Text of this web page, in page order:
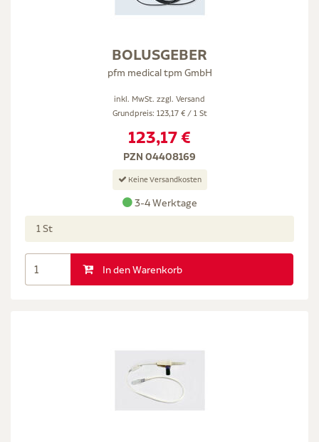
BOLUSGEBER
pfm medical tpm GmbH
inkl. MwSt. zzgl. Versand
Grundpreis: 123,17 € / 1 St
123,17 €
PZN 04408169
Keine Versandkosten
3-4 Werktage
1 St
In den Warenkorb